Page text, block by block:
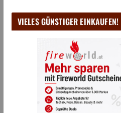
VIELES GÜNSTIGER EINKAUFEN!